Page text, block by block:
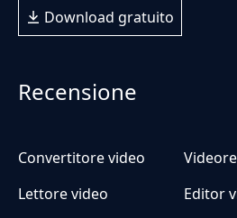
Download gratuito
Recensione
Convertitore video
Lettore video
Editor